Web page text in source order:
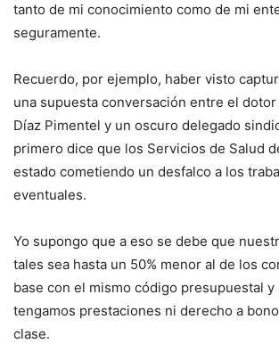
tanto de mi conocimiento como de mi
seguramente.
Recuerdo, por ejemplo, haber visto
una supuesta conversación entre el
Díaz Pimentel y un oscuro delegado
primero dice que los Servicios de Salud
estado cometiendo un desfalco a los
eventuales.
Yo supongo que a eso se debe que
tales sea hasta un 50% menor al de los
base con el mismo código presupuestal y
tengamos prestaciones ni derecho a
clase.